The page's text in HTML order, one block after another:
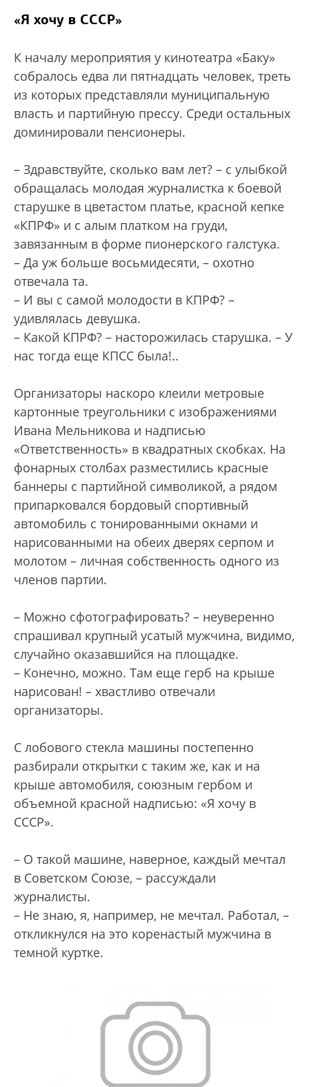
«Я хочу в СССР»
К началу мероприятия у кинотеатра «Баку»
собралось едва ли пятнадцать человек, треть
из которых представляли муниципальную
власть и партийную прессу. Среди остальных
доминировали пенсионеры.
– Здравствуйте, сколько вам лет? – с улыбкой
обращалась молодая журналистка к боевой
старушке в цветастом платье, красной кепке
«КПРФ» и с алым платком на груди,
завязанным в форме пионерского галстука.
– Да уж больше восьмидесяти, – охотно
отвечала та.
– И вы с самой молодости в КПРФ? –
удивлялась девушка.
– Какой КПРФ? – насторожилась старушка. – У
нас тогда еще КПСС была!..
Организаторы наскоро клеили метровые
картонные треугольники с изображениями
Ивана Мельникова и надписью
«Ответственность» в квадратных скобках. На
фонарных столбах разместились красные
баннеры с партийной символикой, а рядом
припарковался бордовый спортивный
автомобиль с тонированными окнами и
нарисованными на обеих дверях серпом и
молотом – личная собственность одного из
членов партии.
– Можно сфотографировать? – неуверенно
спрашивал крупный усатый мужчина, видимо,
случайно оказавшийся на площадке.
– Конечно, можно. Там еще герб на крыше
нарисован! – хвастливо отвечали
организаторы.
С лобового стекла машины постепенно
разбирали открытки с таким же, как и на
крыше автомобиля, союзным гербом и
объемной красной надписью: «Я хочу в
СССР».
– О такой машине, наверное, каждый мечтал
в Советском Союзе, – рассуждали
журналисты.
– Не знаю, я, например, не мечтал. Работал, –
откликнулся на это коренастый мужчина в
темной куртке.